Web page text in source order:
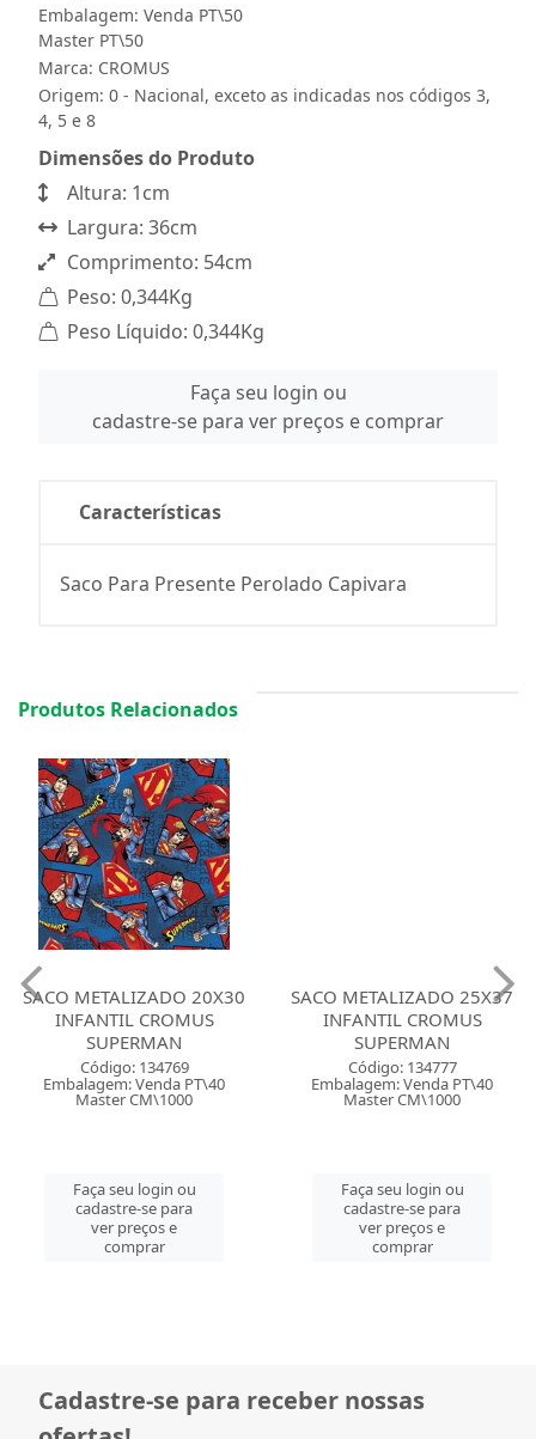
Embalagem: Venda PT\50
Master PT\50
Marca: CROMUS
Origem: 0 - Nacional, exceto as indicadas nos códigos 3,
4, 5 e 8
Dimensões do Produto
Altura: 1cm
Largura: 36cm
Comprimento: 54cm
Peso: 0,344Kg
Peso Líquido: 0,344Kg
Faça seu login ou
cadastre-se para ver preços e comprar
Características
Saco Para Presente Perolado Capivara
Produtos Relacionados
SACO METALIZADO 20X30
INFANTIL CROMUS
SUPERMAN
Código: 134769
Embalagem: Venda PT\40
Master CM\1000
Faça seu login ou
cadastre-se para
ver preços e
comprar
SACO METALIZADO 25X37
INFANTIL CROMUS
SUPERMAN
Código: 134777
Embalagem: Venda PT\40
Master CM\1000
Faça seu login ou
cadastre-se para
ver preços e
comprar
Cadastre-se para receber nossas